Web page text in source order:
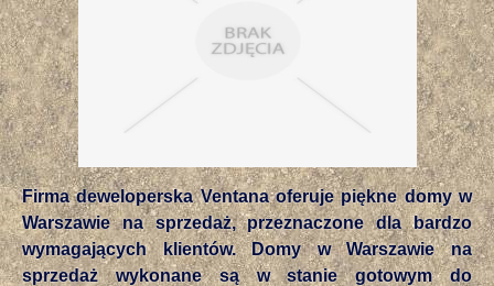
Firma deweloperska Ventana oferuje piękne domy w
Warszawie na sprzedaż, przeznaczone dla bardzo
wymagających klientów. Domy w Warszawie na
sprzedaż wykonane są w stanie gotowym do